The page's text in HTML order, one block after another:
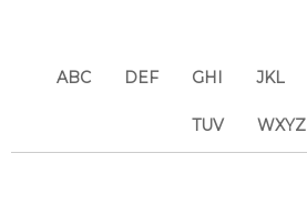
ABC DEF GHI JKL
TUV WXYZ